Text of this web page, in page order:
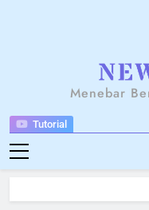
Tutorial
Menebar